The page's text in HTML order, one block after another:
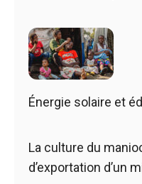
Énergie solaire et
La culture du
d’exportation d’un